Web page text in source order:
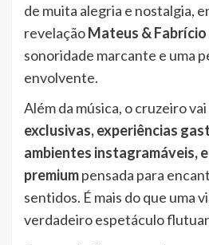
de muita alegria e nostalgia,
revelaçãoMateus & Fabrício
sonoridade marcante e uma
envolvente.
Além da música, o cruzeiro
exclusivas, experiências
ambientes instagramáveis,
premiumpensada para
sentidos. É mais do que uma
verdadeiro espetáculo